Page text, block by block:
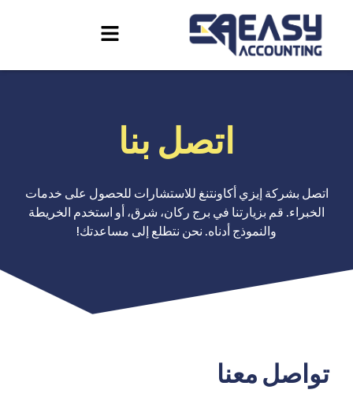
اتصل بنا
اتصل بشركة إيزي أكاونتنغ للاستشارات للحصول على خدمات
الخبراء. قم بزيارتنا في برج ركان، شرق، أو استخدم الخريطة
والنموذج أدناه. نحن نتطلع إلى مساعدتك!
تواصل معنا